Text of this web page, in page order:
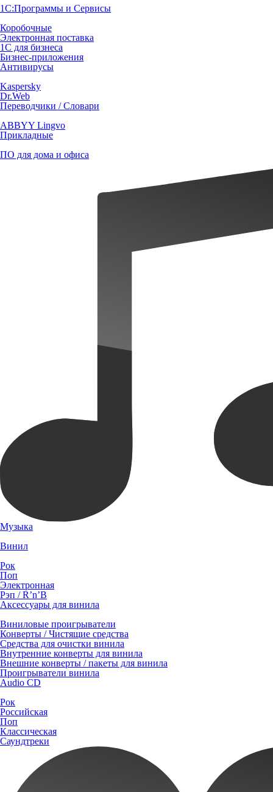
1С:Программы и Сервисы
Коробочные
Электронная поставка
1С для бизнеса
Бизнес-приложения
Антивирусы
Kaspersky
Dr.Web
Переводчики / Словари
ABBYY Lingvo
Прикладные
ПО для дома и офиса
Музыка
Винил
Рок
Поп
Электронная
Рэп / R’n’B
Аксессуары для винила
Виниловые проигрыватели
Конверты / Чистящие средства
Средства для очистки винила
Внутренние конверты для винила
Внешние конверты / пакеты для винила
Проигрыватели винила
Audio CD
Рок
Российская
Поп
Классическая
Саундтреки